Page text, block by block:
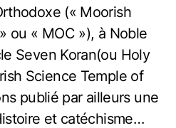
(« Moorish
ou « MOC »), à Noble
Seven Koran(ou Holy
Science Temple of
publié par ailleurs une
et catéchisme…